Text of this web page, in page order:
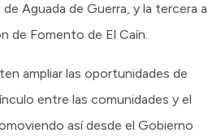
Aguada de Guerra, y la tercera a
de Fomento de El Caín.
ampliar las oportunidades de
entre las comunidades y el
así desde el Gobierno